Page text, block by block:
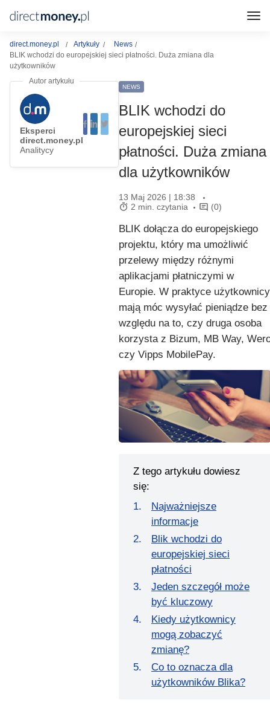
direct.money.pl Artykuły
News
BLIK wchodzi do europejskiej sieci płatności. Duża zmiana dla
użytkowników
Eksperci
direct.money.pl
Analitycy
NEWS
BLIK wchodzi do
europejskiej sieci
płatności. Duża zmiana
dla użytkowników
13 Maj 2026 | 18:38
2 min. czytania
(0)
BLIK dołącza do europejskiego
projektu, który ma umożliwić
przelewy między różnymi
aplikacjami płatniczymi w
Europie. W praktyce użytkownicy
mają móc wysyłać pieniądze bez
względu na to, czy druga osoba
korzysta z Bizum, MB Way,
czy Vipps MobilePay.
Z tego artykułu dowiesz
się:
Najważniejsze
informacje
Blik wchodzi do
europejskiej sieci
płatności
Jeden szczegół może
być kluczowy
Kiedy użytkownicy
mogą zobaczyć
zmianę?
Co to oznacza dla
użytkowników Blika?